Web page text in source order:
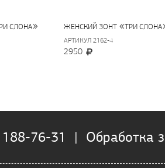
СЛОНА» ЖЕНСКИЙ ЗОНТ «ТРИ СЛОНА
АРТИКУЛ 2162-4
2950
76-31 | Обработка